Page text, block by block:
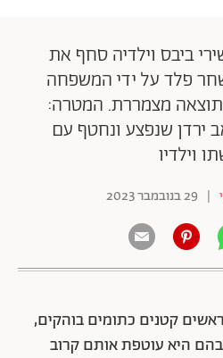
ביבס וילדיה סחף את
פלד על ידי המשפחה
מצמררת. המטרה:
שנפצע ונחטף עם
וילדיו
| 29 בנובמבר 2023
קטנים כתומים בוהקים,
היא עוטפת אותם קרוב